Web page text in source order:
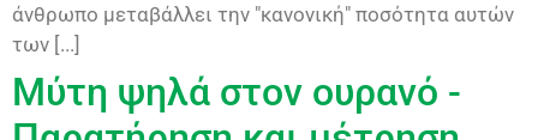
άνθρωπο μεταβάλλει την "κανονική" ποσότητα αυτών
των [...]
Μύτη ψηλά στον ουρανό -